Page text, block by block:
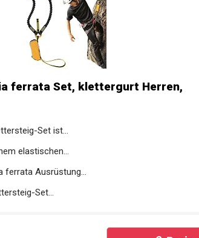
ferrata Set, klettergurt Herren,
Set ist...
elastischen...
ferrata Ausrüstung...
Set...